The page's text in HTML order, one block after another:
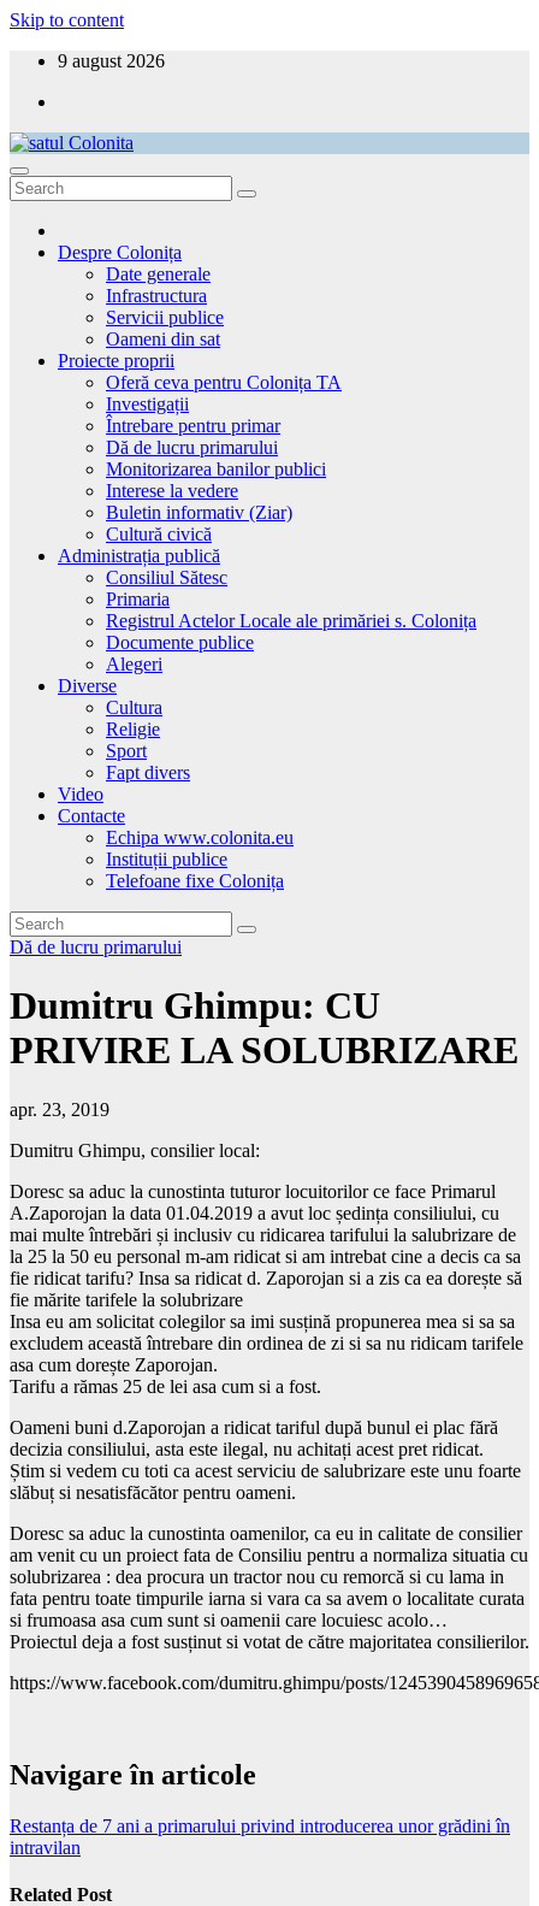
Skip to content
9 august 2026
satul Colonita
Aici ești acasă!
Despre Colonița
Date generale
Infrastructura
Servicii publice
Oameni din sat
Proiecte proprii
Oferă ceva pentru Colonița TA
Investigații
Întrebare pentru primar
Dă de lucru primarului
Monitorizarea banilor publici
Interese la vedere
Buletin informativ (Ziar)
Cultură civică
Administrația publică
Consiliul Sătesc
Primaria
Registrul Actelor Locale ale primăriei s. Colonița
Documente publice
Alegeri
Diverse
Cultura
Religie
Sport
Fapt divers
Video
Contacte
Echipa www.colonita.eu
Instituții publice
Telefoane fixe Colonița
Dă de lucru primarului
Dumitru Ghimpu: CU
PRIVIRE LA SOLUBRIZARE
apr. 23, 2019
Dumitru Ghimpu, consilier local:
Doresc sa aduc la cunostinta tuturor locuitorilor ce face Primarul
A.Zaporojan la data 01.04.2019 a avut loc ședința consiliului, cu
mai multe întrebări și inclusiv cu ridicarea tarifului la salubrizare de
la 25 la 50 eu personal m-am ridicat si am intrebat cine a decis ca sa
fie ridicat tarifu? Insa sa ridicat d. Zaporojan si a zis ca ea dorește să
fie mărite tarifele la solubrizare
Insa eu am solicitat colegilor sa imi susțină propunerea mea si sa sa
excludem această întrebare din ordinea de zi si sa nu ridicam tarifele
asa cum dorește Zaporojan.
Tarifu a rămas 25 de lei asa cum si a fost.
Oameni buni d.Zaporojan a ridicat tariful după bunul ei plac fără
decizia consiliului, asta este ilegal, nu achitați acest pret ridicat.
Știm si vedem cu toti ca acest serviciu de salubrizare este unu foarte
slăbuț si nesatisfăcător pentru oameni.
Doresc sa aduc la cunostinta oamenilor, ca eu in calitate de consilier
am venit cu un proiect fata de Consiliu pentru a normaliza situatia cu
solubrizarea : dea procura un tractor nou cu remorcă si cu lama in
fata pentru toate timpurile iarna si vara ca sa avem o localitate curata
si frumoasa asa cum sunt si oamenii care locuiesc acolo…
Proiectul deja a fost susținut si votat de către majoritatea consilierilor.
https://www.facebook.com/dumitru.ghimpu/posts/
Navigare în articole
Restanța de 7 ani a primarului privind introducerea unor grădini în
intravilan
Related Post